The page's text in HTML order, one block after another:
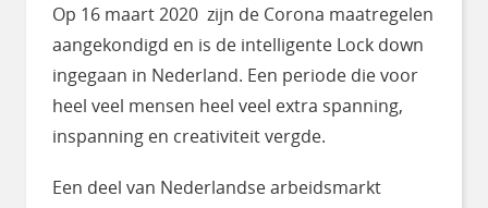
Op 16 maart 2020 zijn de Corona maatregelen
aangekondigd en is de intelligente Lock down
ingegaan in Nederland. Een periode die voor
heel veel mensen heel veel extra spanning,
inspanning en creativiteit vergde.
Een deel van Nederlandse arbeidsmarkt